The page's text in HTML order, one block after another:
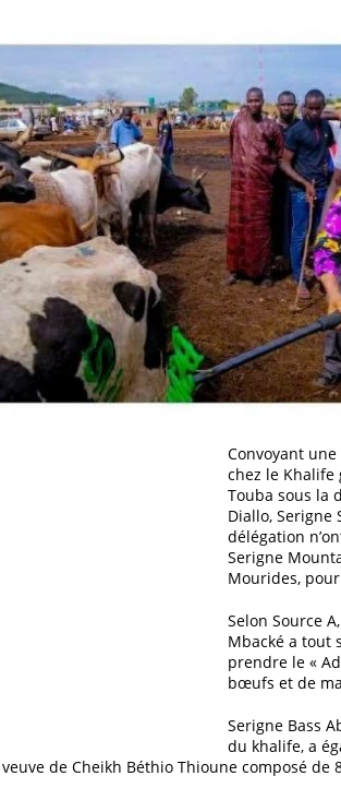
Convoyant
chez le Khalife
Touba sous la
Diallo, Serigne
délégation
Serigne
Mourides,
Selon Source
Mbacké a tout
prendre le «
bœufs et de
Serigne Bass
du khalife, a
veuve de Cheikh Béthio Thioune composé